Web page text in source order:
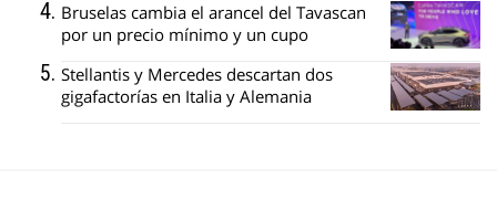
Bruselas cambia el arancel del Tavascan
por un precio mínimo y un cupo
Stellantis y Mercedes descartan dos
gigafactorías en Italia y Alemania